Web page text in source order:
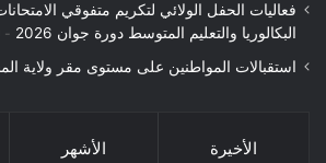
فعاليات الحفل الولائي لتكريم متفوقي
البكالوريا والتعليم المتوسط دورة جوان 2026
استقبالات المواطنين على مستوى مقر ولاية
الأخيرة الأشهر